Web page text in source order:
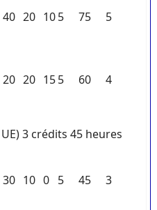
40 20 105 75 5
20 20 155 60 4
3 crédits 45 heures
30 10 0 5 45 3